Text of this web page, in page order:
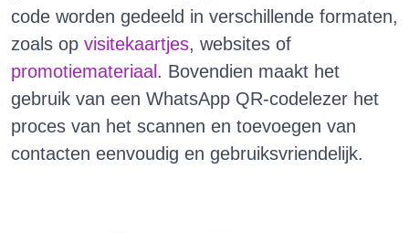
code worden gedeeld in verschillende formaten,
zoals op visitekaartjes, websites of
promotiemateriaal. Bovendien maakt het
gebruik van een WhatsApp QR-codelezer het
proces van het scannen en toevoegen van
contacten eenvoudig en gebruiksvriendelijk.